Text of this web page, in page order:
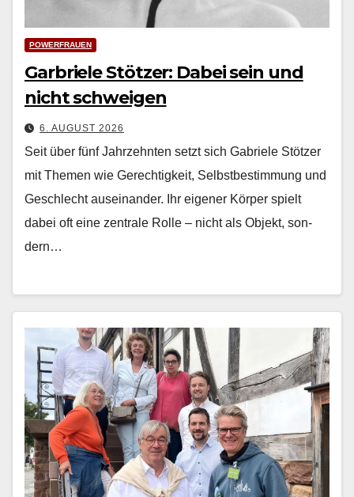
POWERFRAUEN
Garbriele Stötzer: Dabei sein und
nicht schweigen
6. AUGUST 2026
Seit über fünf Jahrzehn­ten set­zt sich Gabriele Stötzer
mit The­men wie Gerechtigkeit, Selb­st­bes­tim­mung und
Geschlecht auseinan­der. Ihr eigen­er Kör­p­er spielt
dabei oft eine zen­trale Rolle – nicht als Objekt, son­
dern…